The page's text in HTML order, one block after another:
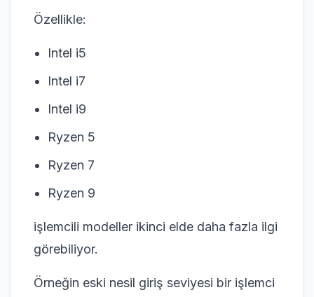
Özellikle:
Intel i5
Intel i7
Intel i9
Ryzen 5
Ryzen 7
Ryzen 9
işlemcili modeller ikinci elde daha fazla ilgi
görebiliyor.
Örneğin eski nesil giriş seviyesi bir işlemci